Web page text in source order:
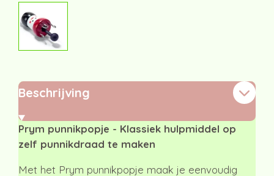
Beschrijving
Prym punnikpopje - Klassiek hulpmiddel op
zelf punnikdraad te maken
Met het Prym punnikpopje maak je eenvoudig